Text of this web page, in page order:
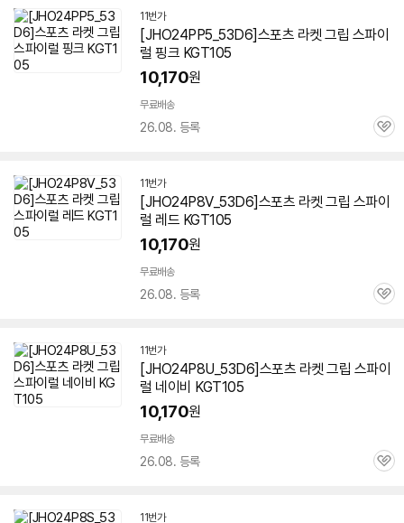
11번가
[JHO24PP5_53D6]스포츠 라켓 그립 스파이
럴 핑크 KGT105
10,170원
무료배송
26.08. 등록
관
11번가
[JHO24P8V_53D6]스포츠 라켓 그립 스파이
럴 레드 KGT105
10,170원
무료배송
26.08. 등록
관
11번가
[JHO24P8U_53D6]스포츠 라켓 그립 스파이
럴 네이비 KGT105
10,170원
무료배송
26.08. 등록
관
11번가